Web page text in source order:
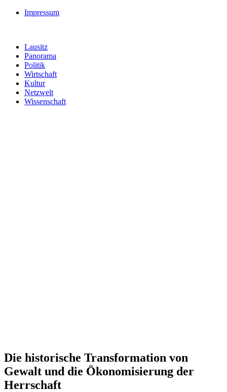
Impressum
Lausitz
Panorama
Politik
Wirtschaft
Kultur
Netzwelt
Wissenschaft
Die historische Transformation von
Gewalt und die Ökonomisierung der
Herrschaft